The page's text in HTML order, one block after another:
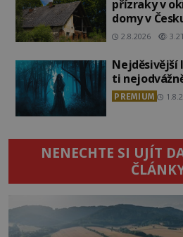
přízraky v
domy v
2.8.2026
Nejděsivější lesy
ti
PREMIUM
NENECHTE SI UJÍT